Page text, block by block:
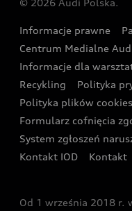
Wyszukaj najbliższego
Oferta dla
Oferta dla klientów
Kalkulator rat
Ubezpieczenie
Audi exclusive
Zasięg
Gwarancja
Akcje serwisowe Audi
Katalog online
Audi i Muzeum Sztuki
Audi driving experience
Audi quattro Cup
Audi i Puchar Świata
Zakopanem
© 2026 Audi Polska.
Informacje prawne
Centrum Medialne
Informacje dla
Recykling
Polityka
Polityka plików cookies
Formularz cofnięcia
System zgłoszeń
Kontakt IOD
Kontakt
Od 1 września 2018 r.